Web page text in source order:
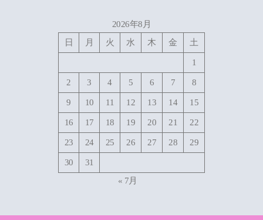
2026年8月
日
月 火 水 木 金 土
1
2 3 4 5 6 7 8
9 10 11 12 13 14 15
16 17 18 19 20 21 22
23 24 25 26 27 28 29
30
31
« 7月